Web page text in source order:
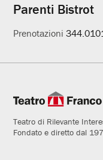
Parenti Bistrot
Prenotazioni
Teatro di Rilevante
Fondato e diretto dal